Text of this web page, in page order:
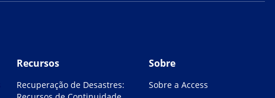
Recursos
Recuperação de Desastres:
Sobre
Sobre a Access